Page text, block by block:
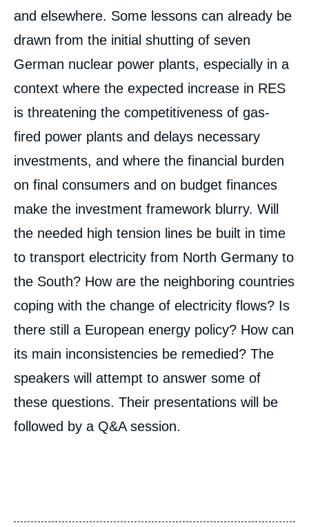
and elsewhere. Some lessons can already be
drawn from the initial shutting of seven
German nuclear power plants, especially in a
context where the expected increase in RES
is threatening the competitiveness of gas-
fired power plants and delays necessary
investments, and where the financial burden
on final consumers and on budget finances
make the investment framework blurry. Will
the needed high tension lines be built in time
to transport electricity from North Germany to
the South? How are the neighboring countries
coping with the change of electricity flows? Is
there still a European energy policy? How can
its main inconsistencies be remedied? The
speakers will attempt to answer some of
these questions. Their presentations will be
followed by a Q&A session.